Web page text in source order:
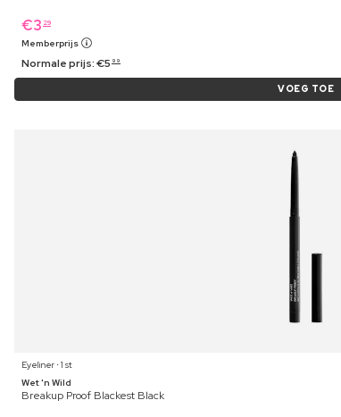
€3 29
Memberprijs
Normale prijs:€5 99
VOEG TOE
Eyeliner ⋅ 1 st
Wet 'n Wild
Breakup Proof Blackest Black